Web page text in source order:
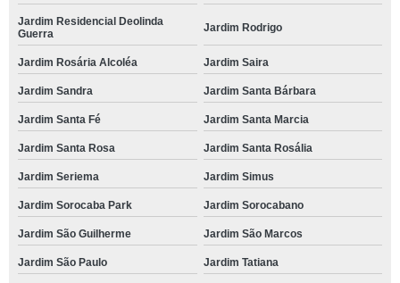
Jardim Residencial Deolinda
Guerra
Jardim Rodrigo
Jardim Rosária Alcoléa Jardim Saira
Jardim Sandra Jardim Santa Bárbara
Jardim Santa Fé Jardim Santa Marcia
Jardim Santa Rosa Jardim Santa Rosália
Jardim Seriema Jardim Simus
Jardim Sorocaba Park Jardim Sorocabano
Jardim São Guilherme Jardim São Marcos
Jardim São Paulo Jardim Tatiana